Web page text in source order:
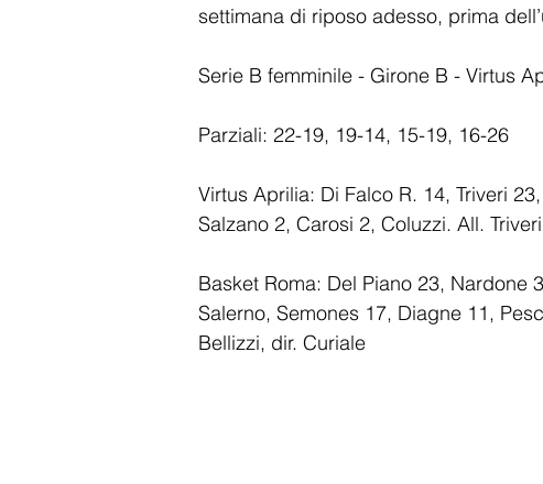
settimana di riposo adesso, prima
Serie B femminile - Girone B - Virtus
Parziali: 22-19, 19-14, 15-19, 16-26
Virtus Aprilia: Di Falco R. 14, Triveri
Salzano 2, Carosi 2, Coluzzi. All.
Basket Roma: Del Piano 23, Nardone
Salerno, Semones 17, Diagne 11,
Bellizzi, dir. Curiale